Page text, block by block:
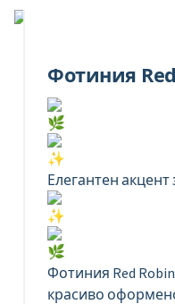
Фотиния
Елегантен акцент
Фотиния Red
красиво